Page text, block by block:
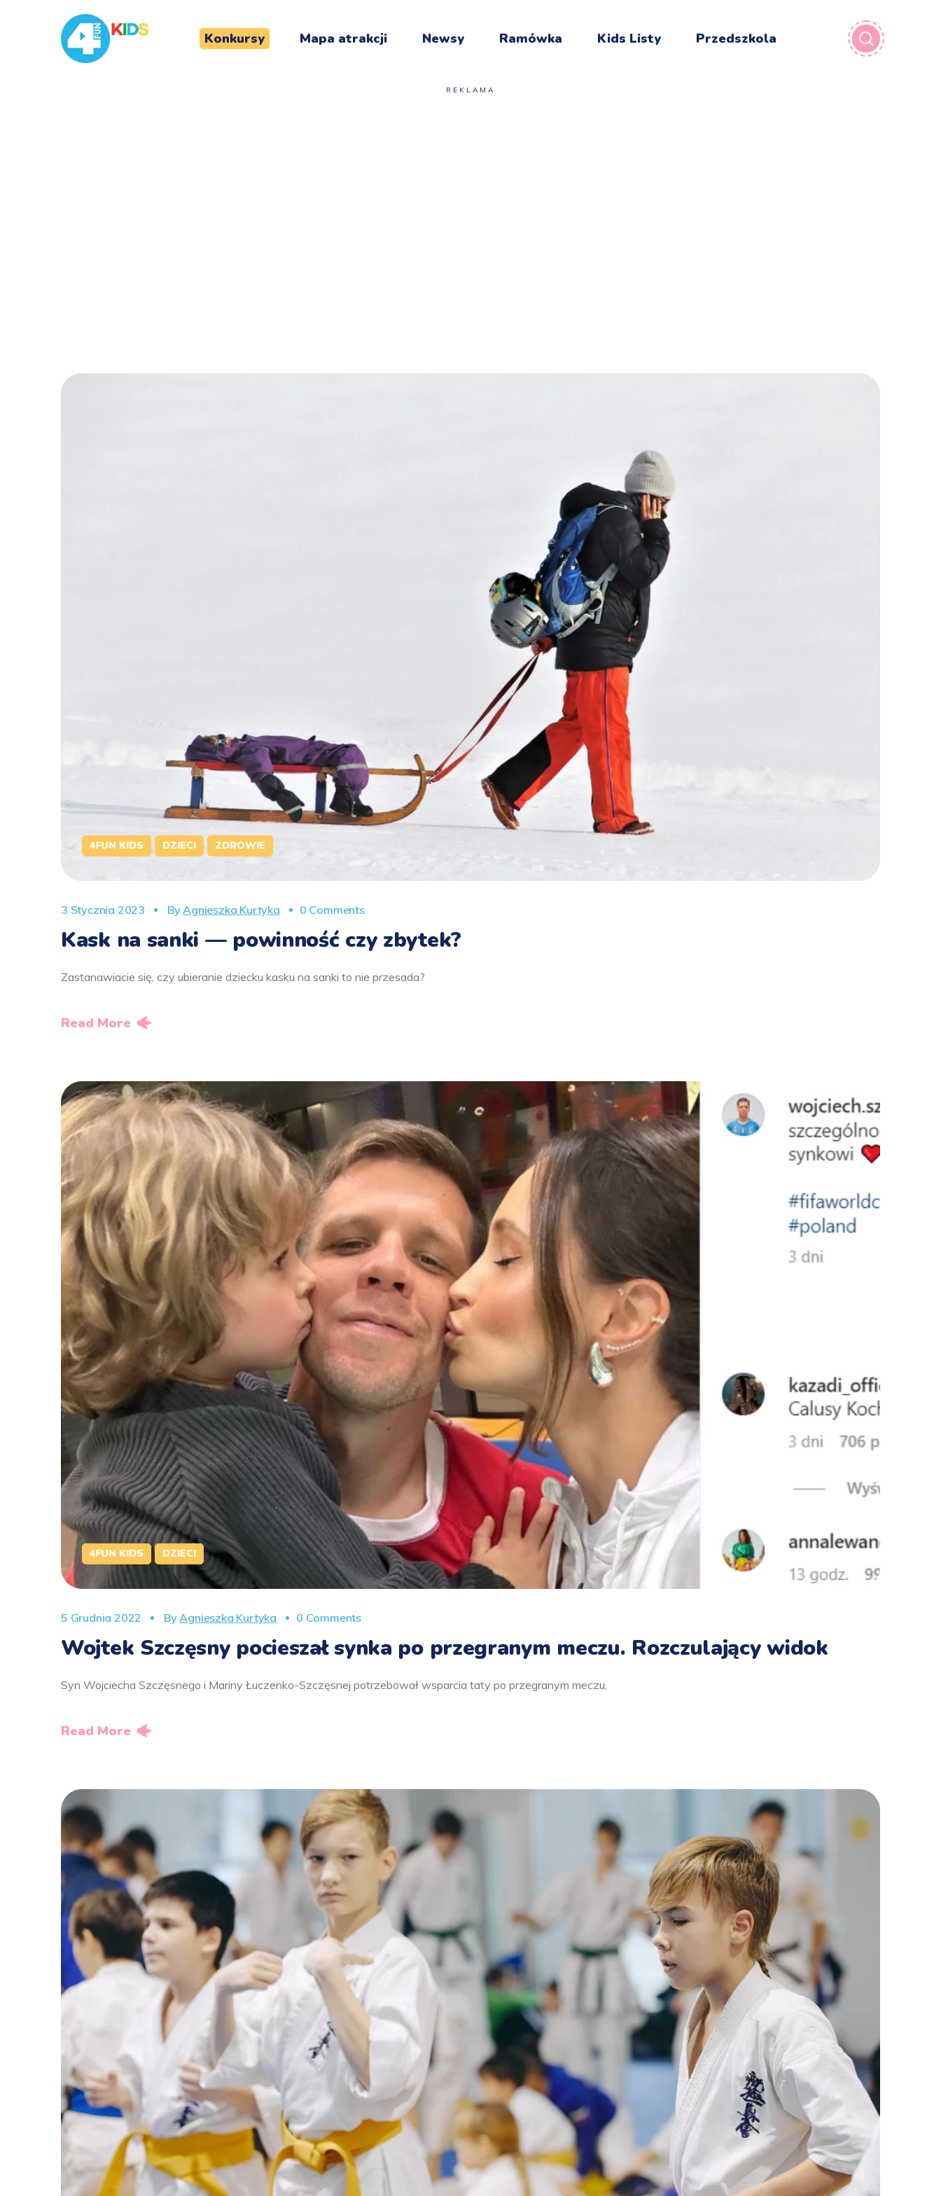
Konkursy Mapa atrakcji Newsy Ramówka Kids Listy Przedszkola
REKLAMA
4FUN KIDS DZIECI ZDROWIE
3 Stycznia 2023 ByAgnieszka Kurtyka 0 Comments
Kask na sanki — powinność czy zbytek?
Zastanawiacie się, czy ubieranie dziecku kasku na sanki to nie przesada?
Read More
4FUN KIDS DZIECI
5 Grudnia 2022 ByAgnieszka Kurtyka 0 Comments
Wojtek Szczęsny pocieszał synka po przegranym meczu. Rozczulający widok
Syn Wojciecha Szczęsnego i Mariny Łuczenko-Szczęsnej potrzebował wsparcia taty po przegranym meczu,
Read More